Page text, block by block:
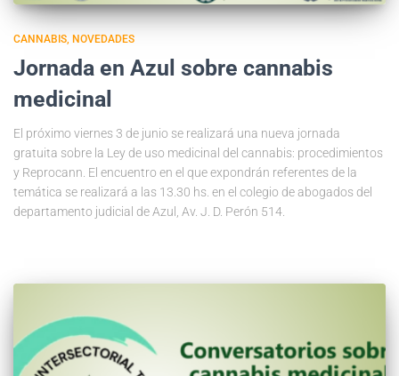
CANNABIS NOVEDADES
Jornada en Azul sobre cannabis
medicinal
El próximo viernes 3 de junio se realizará una nueva jornada
gratuita sobre la Ley de uso medicinal del cannabis: procedimientos
y Reprocann. El encuentro en el que expondrán referentes de la
temática se realizará a las 13.30 hs. en el colegio de abogados del
departamento judicial de Azul, Av. J. D. Perón 514.